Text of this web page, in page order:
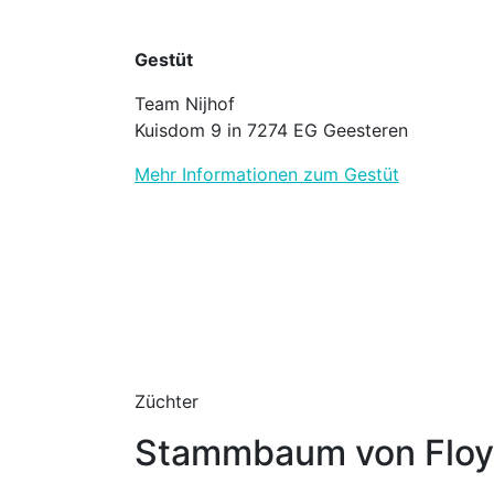
Gestüt
Team Nijhof
Kuisdom 9 in 7274 EG Geesteren
Mehr Informationen zum Gestüt
Züchter
Stammbaum von